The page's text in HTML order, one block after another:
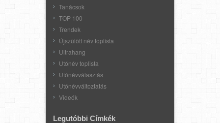
Tanácsok
TOP 100
Trendek
Újszülött név toplista
Ultrahang
Utónév toplista
Utónévválasztás
Utónévváltoztatás
Videók
Legutóbbi Címkék